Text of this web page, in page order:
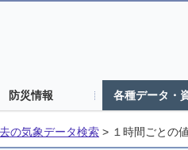
防災情報 各種データ・
の気象データ検索 > １時間ごとの